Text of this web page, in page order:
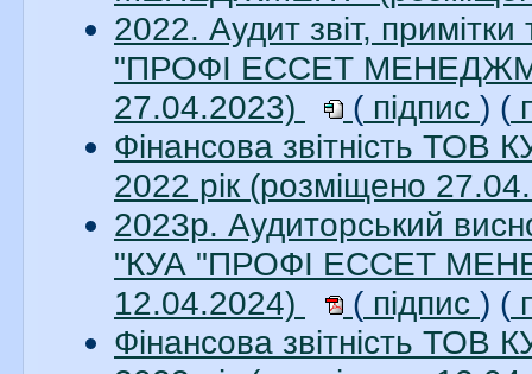
2022. Аудит звіт,
"ПРОФІ ЕССЕТ
27.04.2023)
( підпис ) (
Фінансова звітність
2022 рік (розміщено
2023р. Аудиторський
"КУА "ПРОФІ ЕССЕТ
12.04.2024)
( підпис ) (
Фінансова звітність